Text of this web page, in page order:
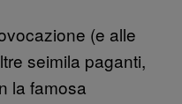
(e alle
seimila paganti,
la famosa